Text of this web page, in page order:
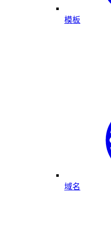
模板
域名